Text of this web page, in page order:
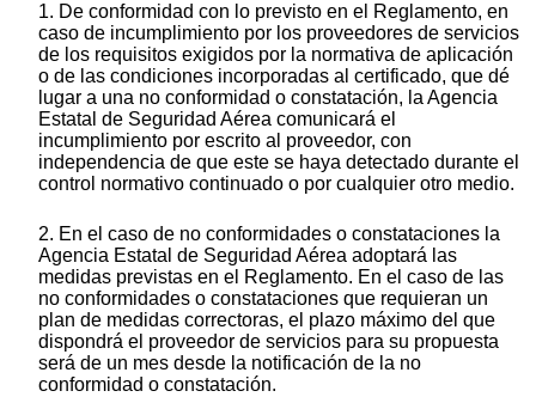
1. De conformidad con lo previsto en el Reglamento, en
caso de incumplimiento por los proveedores de servicios
de los requisitos exigidos por la normativa de aplicación
o de las condiciones incorporadas al certificado, que dé
lugar a una no conformidad o constatación, la Agencia
Estatal de Seguridad Aérea comunicará el
incumplimiento por escrito al proveedor, con
independencia de que este se haya detectado durante el
control normativo continuado o por cualquier otro medio.
2. En el caso de no conformidades o constataciones la
Agencia Estatal de Seguridad Aérea adoptará las
medidas previstas en el Reglamento. En el caso de las
no conformidades o constataciones que requieran un
plan de medidas correctoras, el plazo máximo del que
dispondrá el proveedor de servicios para su propuesta
será de un mes desde la notificación de la no
conformidad o constatación.